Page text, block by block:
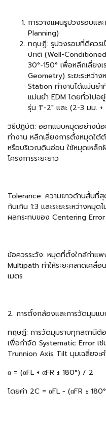
การวางแผนรูปวงรอบแ
Planning)
ทฤษฎี: รูปวงรอบที่ดีควรเ
ปกติ (Well-Conditioned
30°-150° เพื่อหลีกเลี่ย
Geometry) ระยะระหว่า
Station ทำงานได้แม่นย
แม่นยำ EDM โดยทั่วไปอ
รุ่น 1"-2" และ (2-3 มม.
วิธีปฏิบัติ: ออกแบบหมุดอย่างน้
ทำงาน หลีกเลี่ยงการตั้งหมุดใต้
หรือบริเวณดินอ่อน ใช้หมุดเหล็
โครงการระยะยาว
Tolerance: ความยาวด้านสั้นที่
กันเกิน 1:3 และระยะระหว่างห
ผลกระทบของ Centering Error
ข้อควรระวัง: หมุดที่ตั้งใกล้กำแ
Multipath ทำให้ระยะคลาดเคลื่
เมตร
2. การตั้งกล้องและการวัดมุมแ
ทฤษฎี: การวัดมุมราบทุกสถานีต้
เพื่อกำจัด Systematic Error เ
Trunnion Axis Tilt มุมเฉลี่ยจะ
α = (αFL + αFR ± 180°) / 2
โดยค่า 2C = αFL − (αFR ±